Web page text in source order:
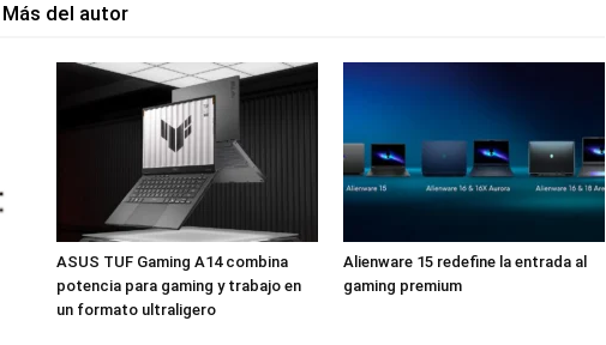
Más del autor
ASUS TUF Gaming A14 combina
potencia para gaming y trabajo en
un formato ultraligero
Alienware 15 redefine la entrada al
gaming premium